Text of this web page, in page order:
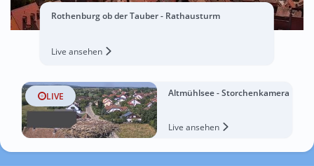
Rothenburg ob der Tauber - Rathausturm
Live ansehen
LIVE Altmühlsee - Storchenkamera
Live ansehen